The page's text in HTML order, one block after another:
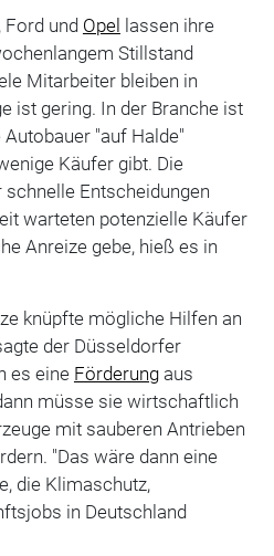
, Ford und Opel lassen ihre
Stillstand
Mitarbeiter bleiben in
ist gering. In der Branche ist
"auf Halde"
Käufer gibt. Die
Entscheidungen
warteten potenzielle Käufer
Anreize gebe, hieß es in
knüpfte mögliche Hilfen an
der Düsseldorfer
es eine Förderungaus
müsse sie wirtschaftlich
mit sauberen Antrieben
"Das wäre dann eine
die Klimaschutz,
in Deutschland